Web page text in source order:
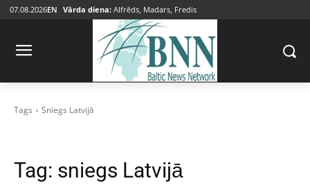
07.08.2026EN Vārda diena: Alfrēds, Madars, Fredis
Tags Sniegs Latvijā
Tag: sniegs Latvijā